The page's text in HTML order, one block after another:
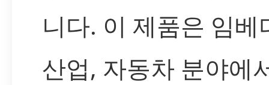
니다. 이 제품은 임베
산업, 자동차 분야에